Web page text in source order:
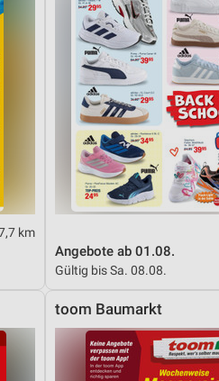
km
Angebote ab 01.08.
Gültig bis Sa. 08.08.
toom Baumarkt